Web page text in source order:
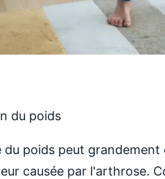
du poids
du poids peut
causée par l'arthrose.